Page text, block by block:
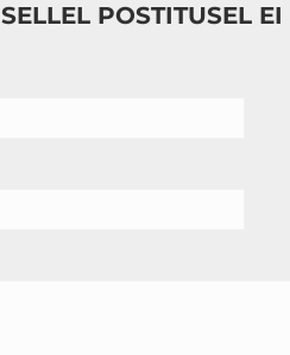
SELLEL POSTITUSEL